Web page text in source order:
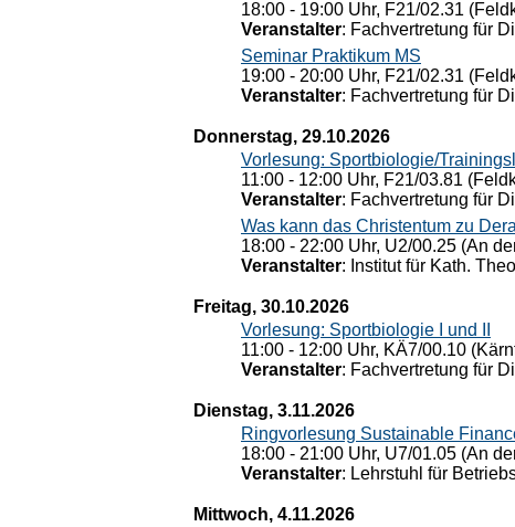
18:00 - 19:00 Uhr, F21/02.31
Veranstalter: Fachvertretung für
Seminar Praktikum MS
19:00 - 20:00 Uhr, F21/02.31
Veranstalter: Fachvertretung für
Donnerstag, 29.10.2026
Vorlesung: Sportbiologie/
11:00 - 12:00 Uhr, F21/03.81
Veranstalter: Fachvertretung für
Was kann das Christentum zu
18:00 - 22:00 Uhr, U2/00.25 (An
Veranstalter: Institut für Kath.
Freitag, 30.10.2026
Vorlesung: Sportbiologie I und II
11:00 - 12:00 Uhr, KÄ7/00.10
Veranstalter: Fachvertretung für
Dienstag, 3.11.2026
Ringvorlesung Sustainable
18:00 - 21:00 Uhr, U7/01.05 (An
Veranstalter: Lehrstuhl für
Mittwoch, 4.11.2026